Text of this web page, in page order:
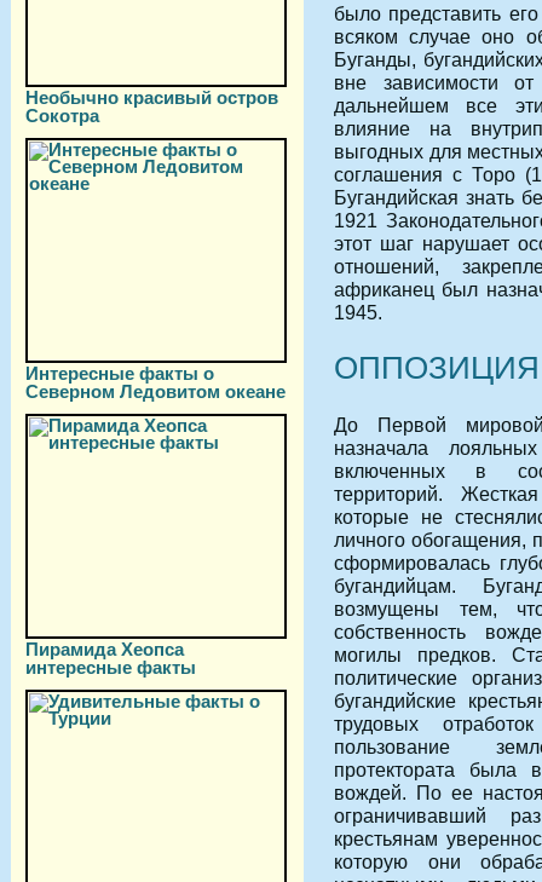
Необычно красивый остров
Сокотра
Интересные факты о
Северном Ледовитом океане
Пирамида Хеопса
интересные факты
было представить
всяком случае оно
Буганды,
вне зависимости
дальнейшем все
влияние на
выгодных для
соглашения с Торо
Бугандийская знать
1921
этот шаг нарушает
отношений,
африканец был
1945.
До Первой
назначала
включенных в
территорий.
которые не
личного обогащения,
сформировалась
бугандийцам.
возмущены тем,
собственность
могилы предков.
политические
бугандийские
трудовых
пользование
протектората была
вождей. По ее
ограничивавший
крестьянам
которую они